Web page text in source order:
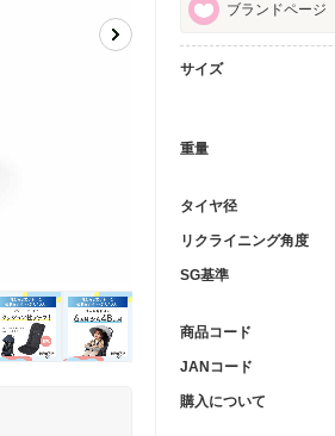
ブランドページ
サイズ
重量
タイヤ径
リクライニング角度
SG基準
商品コード
JANコード
購入について